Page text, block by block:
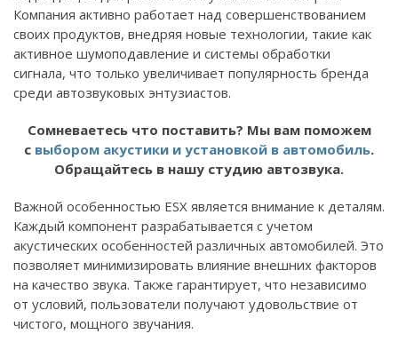
Компания активно работает над совершенствованием
своих продуктов, внедряя новые технологии, такие как
активное шумоподавление и системы обработки
сигнала, что только увеличивает популярность бренда
среди автозвуковых энтузиастов.
Сомневаетесь что поставить? Мы вам поможем
с выбором акустики и установкой в автомобиль.
Обращайтесь в нашу студию автозвука.
Важной особенностью ESX является внимание к деталям.
Каждый компонент разрабатывается с учетом
акустических особенностей различных автомобилей. Это
позволяет минимизировать влияние внешних факторов
на качество звука. Также гарантирует, что независимо
от условий, пользователи получают удовольствие от
чистого, мощного звучания.